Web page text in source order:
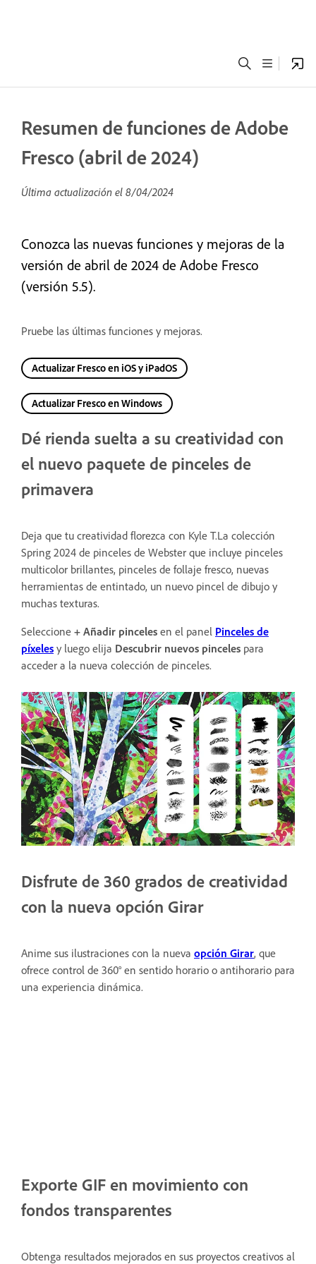
Resumen de funciones de Adobe
Fresco (abril de 2024)
Última actualización el 8/04/2024
Conozca las nuevas funciones y mejoras de la
versión de abril de 2024 de Adobe Fresco
(versión 5.5).
Pruebe las últimas funciones y mejoras.
Actualizar Fresco en iOS y iPadOS
Actualizar Fresco en Windows
Dé rienda suelta a su creatividad con
el nuevo paquete de pinceles de
primavera
Deja que tu creatividad florezca con Kyle T.La colección
Spring 2024 de pinceles de Webster que incluye pinceles
multicolor brillantes, pinceles de follaje fresco, nuevas
herramientas de entintado, un nuevo pincel de dibujo y
muchas texturas.
Seleccione + Añadir pinceles en el panel Pinceles de
píxeles y luego elija Descubrir nuevos pinceles para
acceder a la nueva colección de pinceles.
Disfrute de 360 grados de creatividad
con la nueva opción Girar
Anime sus ilustraciones con la nueva opción Girar, que
ofrece control de 360° en sentido horario o antihorario para
una experiencia dinámica.
Exporte GIF en movimiento con
fondos transparentes
Obtenga resultados mejorados en sus proyectos creativos al